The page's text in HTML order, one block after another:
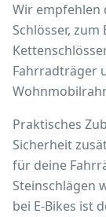
Wir empfehlen
Schlösser,
Fahrradträger
Praktisches
Sicherheit
für deine
Steinschlägen
bei E-Bikes ist